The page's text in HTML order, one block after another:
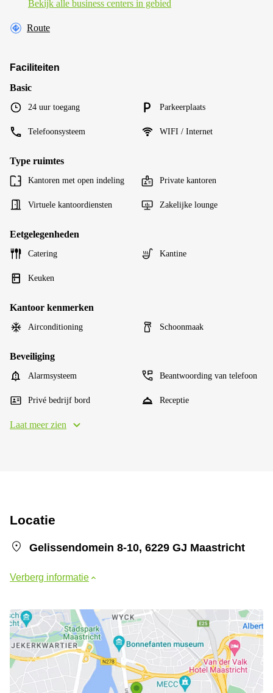
Bekijk alle business centers in gebied
Route
Faciliteiten
Basic
24 uur toegang Parkeerplaats
Telefoonsysteem WIFI / Internet
Type ruimtes
Kantoren met open indeling Private kantoren
Virtuele kantoordiensten Zakelijke lounge
Eetgelegenheden
Catering Kantine
Keuken
Kantoor kenmerken
Airconditioning Schoonmaak
Beveiliging
Alarmsysteem Beantwoording van telefoon
Privé bedrijf bord Receptie
Laat meer zien
Locatie
Gelissendomein 8-10, 6229 GJ Maastricht
Verberg informatie